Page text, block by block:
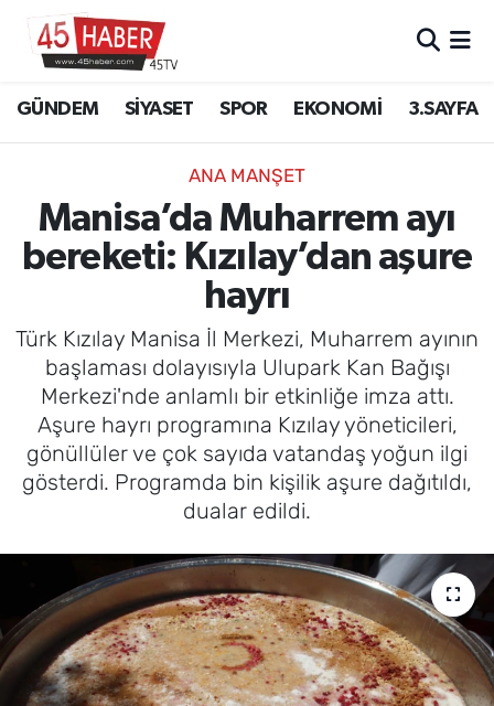
GÜNDEM SİYASET SPOR EKONOMİ 3.SAYFA
ANA MANŞET
Manisa’da Muharrem ayı
bereketi: Kızılay’dan aşure
hayrı
Türk Kızılay Manisa İl Merkezi, Muharrem ayının
başlaması dolayısıyla Ulupark Kan Bağışı
Merkezi'nde anlamlı bir etkinliğe imza attı.
Aşure hayrı programına Kızılay yöneticileri,
gönüllüler ve çok sayıda vatandaş yoğun ilgi
gösterdi. Programda bin kişilik aşure dağıtıldı,
dualar edildi.
SİYASET
EKONOMİ
EĞİTİM
SAĞLIK
YAŞAM
Manisa Hava Durumu
Manisa Namaz Vakitleri
Manisa Trafik Yoğunluk Haritası
Süper Lig Puan Durumu ve Fikstür
Tüm Manşetler
Son Dakika Haberleri
Haber Arşivi